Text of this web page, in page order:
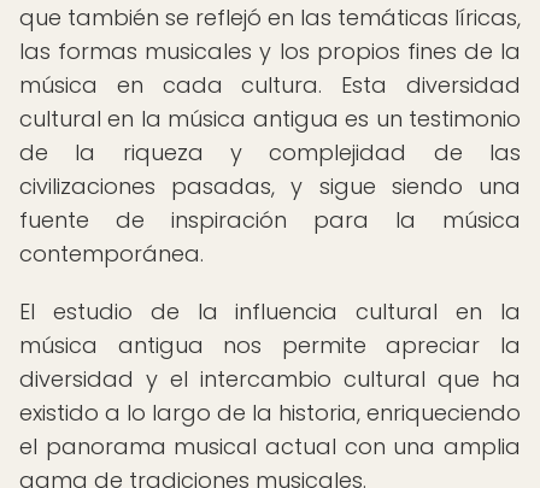
que también se reflejó en las temáticas líricas,
las formas musicales y los propios fines de la
música en cada cultura. Esta diversidad
cultural en la música antigua es un testimonio
de la riqueza y complejidad de las
civilizaciones pasadas, y sigue siendo una
fuente de inspiración para la música
contemporánea.
El estudio de la influencia cultural en la
música antigua nos permite apreciar la
diversidad y el intercambio cultural que ha
existido a lo largo de la historia, enriqueciendo
el panorama musical actual con una amplia
gama de tradiciones musicales.